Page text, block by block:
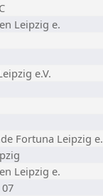
Leipzig e.
e.V.
Fortuna Leipzig e.
Leipzig e.
07